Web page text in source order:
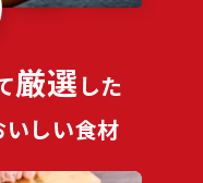
厳選 した
いしい食材